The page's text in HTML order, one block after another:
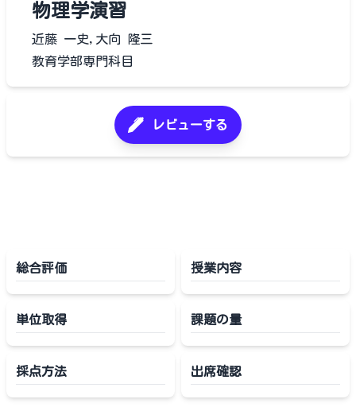
物理学演習
近藤 一史,大向 隆三
教育学部専門科目
レビューする
総合評価 授業内容
単位取得 課題の量
採点方法 出席確認